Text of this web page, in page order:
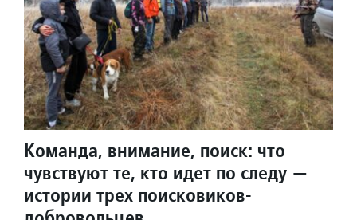
Команда, внимание, поиск: что
чувствуют те, кто идет по следу —
истории трех поисковиков-